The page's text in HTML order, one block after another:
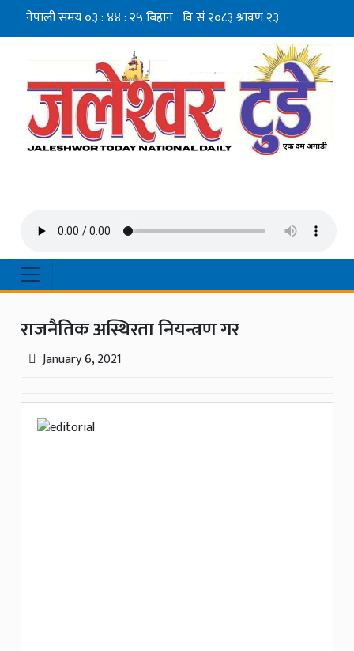
राजनैतिक अस्थिरता नियन्त्रण गर
January 6, 2021